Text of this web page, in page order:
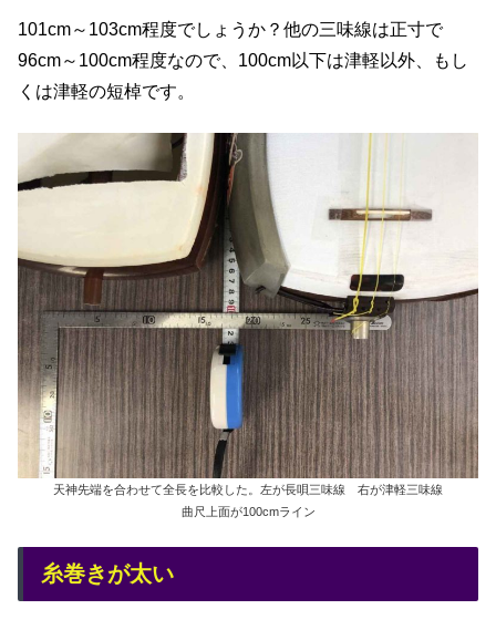
101cm～103cm程度でしょうか？他の三味線は正寸で
96cm～100cm程度なので、100cm以下は津軽以外、もし
くは津軽の短棹です。
天神先端を合わせて全長を比較した。左が長唄三味線 右が津軽三味線
曲尺上面が100cmライン
糸巻きが太い